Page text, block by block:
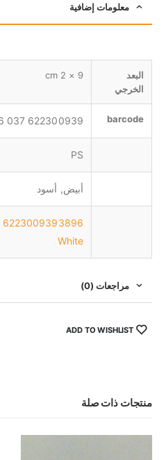
معلومات إضافية
البعد
الخرجي
9 × 2 cm
barcode
622300939 037 6
PS
أبيض, أسود
6223009393896 Black
White
مراجعات (0)
ADD TO WISHLIST
منتجات ذات صلة